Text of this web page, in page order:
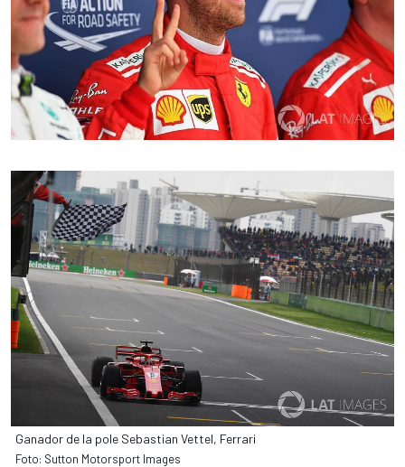
Ganador de la pole Sebastian Vettel, Ferrari
Foto: Sutton Motorsport Images